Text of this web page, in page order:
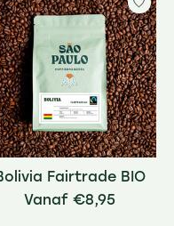
Fairtrade BIO
€8,95